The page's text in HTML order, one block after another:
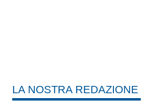
LA NOSTRA REDAZIONE